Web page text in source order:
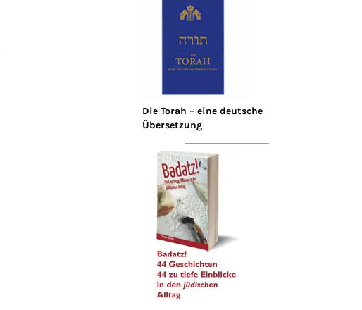
Die Torah – eine deutsche
Übersetzung